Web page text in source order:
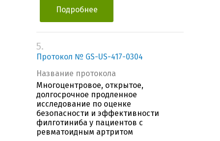
Подробнее
5.
Протокол № GS-US-417-0304
Название протокола
Многоцентровое, открытое,
долгосрочное продленное
исследование по оценке
безопасности и эффективности
филготиниба у пациентов с
ревматоидным артритом